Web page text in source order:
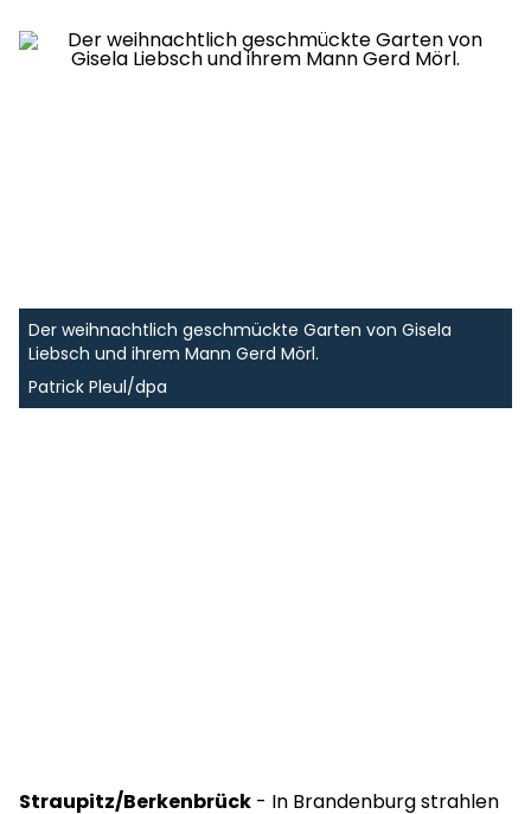
Der weihnachtlich geschmückte Garten von Gisela
Liebsch und ihrem Mann Gerd Mörl.
Patrick Pleul/dpa
Straupitz/Berkenbrück - In Brandenburg strahlen